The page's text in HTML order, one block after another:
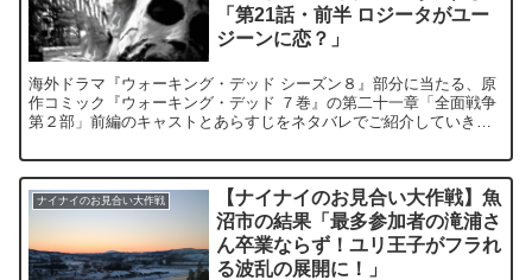
「第21話・前半 ロジータがユー
ジーンに恋？」
海外ドラマ『ウォーキング・デッド シーズン８』部分に当たる、原
作コミック『ウォーキング・デッド ７巻』の第二十一章「全面戦争
第２部」前編のキャストとあらすじをネタバレでご紹介していきた
ナイナイのお見合い大作戦
【ナイナイのお見合い大作戦】魚
沼市の結果「最多参加者の滝浦さ
ん卒業ならず！ユリ王子がフラれ
る波乱の展開に！」